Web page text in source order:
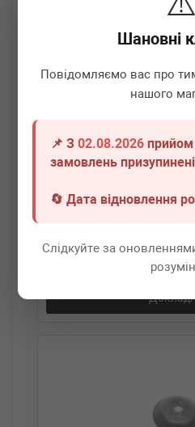
Шановні
Повідомляємо вас про
нашого
📌 З02.08.2026 прийом
замовлень
🔄 Дата відновлення
Слідкуйте за
31311139453